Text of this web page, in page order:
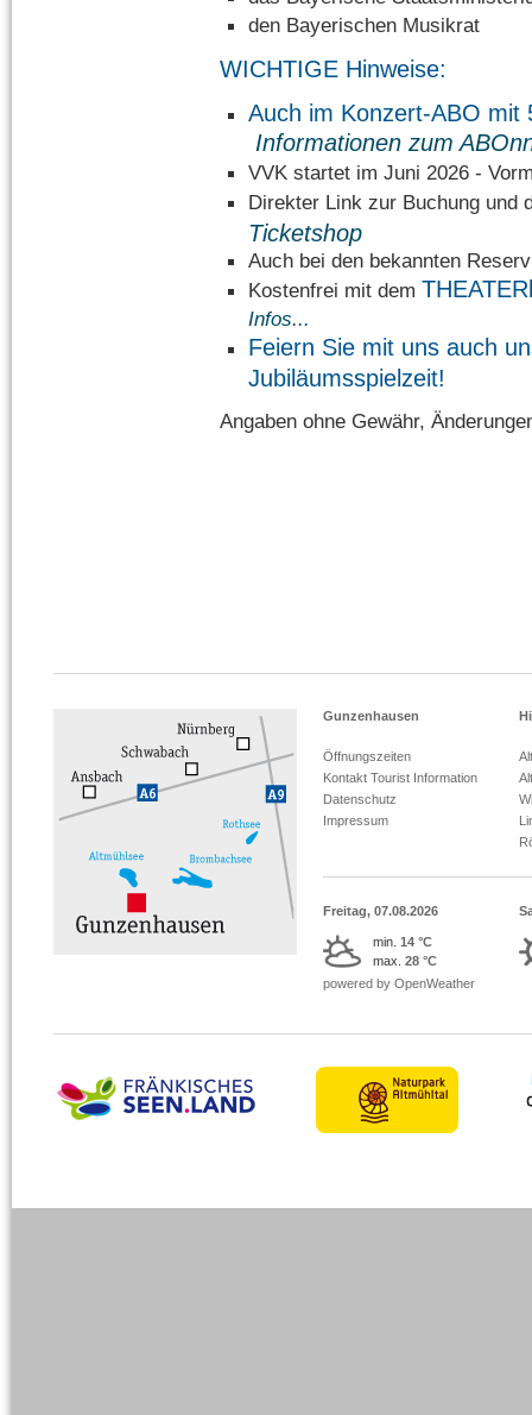
den Bayerischen Musikrat
WICHTIGE Hinweise:
Auch im Konzert-ABO
Informationen zum
VVK startet im Juni 2026 -
Direkter Link zur Buchung
Ticketshop
Auch bei den bekannten
Kostenfrei mit dem
Infos...
Feiern Sie mit uns auch
Jubiläumsspielzeit!
Angaben ohne Gewähr,
Gunzenhausen
Öffnungszeiten
Kontakt Tourist Information
Datenschutz
Impressum
Freitag, 07.08.2026
min. 14 °C
max. 28 °C
powered by OpenWeather